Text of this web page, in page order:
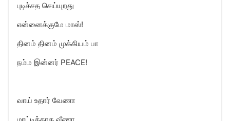
புடிச்சத செய்யுறது
என்னைக்குமே மாஸ்!
தினம் தினம் முக்கியம் பா
நம்ம இன்னர் PEACE!
வாய் உதார் வேணா